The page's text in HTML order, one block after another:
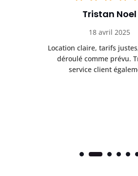
Tristan Noel
18 avril 2025
Location claire, tarifs
déroulé comme prévu.
service client